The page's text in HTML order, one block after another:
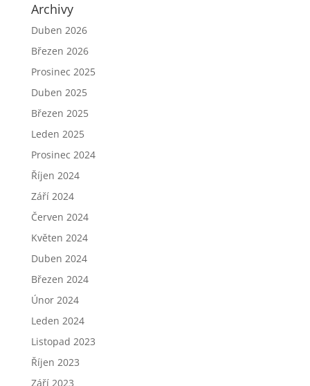
Archivy
Duben 2026
Březen 2026
Prosinec 2025
Duben 2025
Březen 2025
Leden 2025
Prosinec 2024
Říjen 2024
Září 2024
Červen 2024
Květen 2024
Duben 2024
Březen 2024
Únor 2024
Leden 2024
Listopad 2023
Říjen 2023
Září 2023